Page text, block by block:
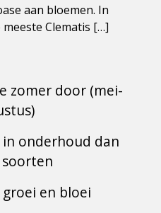
aan bloemen. In
Clematis […]
zomer door (mei-
onderhoud dan
en bloei